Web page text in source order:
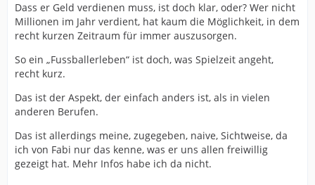
Dass er Geld verdienen muss, ist doch klar, oder? Wer nicht
Millionen im Jahr verdient, hat kaum die Möglichkeit, in dem
recht kurzen Zeitraum für immer auszusorgen.
So ein „Fussballerleben“ ist doch, was Spielzeit angeht,
recht kurz.
Das ist der Aspekt, der einfach anders ist, als in vielen
anderen Berufen.
Das ist allerdings meine, zugegeben, naive, Sichtweise, da
ich von Fabi nur das kenne, was er uns allen freiwillig
gezeigt hat. Mehr Infos habe ich da nicht.